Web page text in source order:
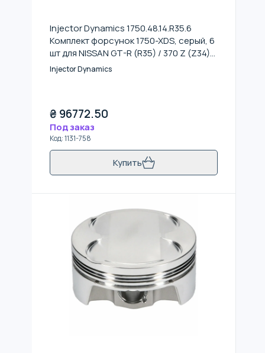
Injector Dynamics 1750.48.14.R35.6
Комплект форсунок 1750-XDS, серый, 6
шт для NISSAN GT-R (R35) / 370 Z (Z34)
2008-2020
Injector Dynamics
₴ 96772.50
Под заказ
Код:1131-758
Купить